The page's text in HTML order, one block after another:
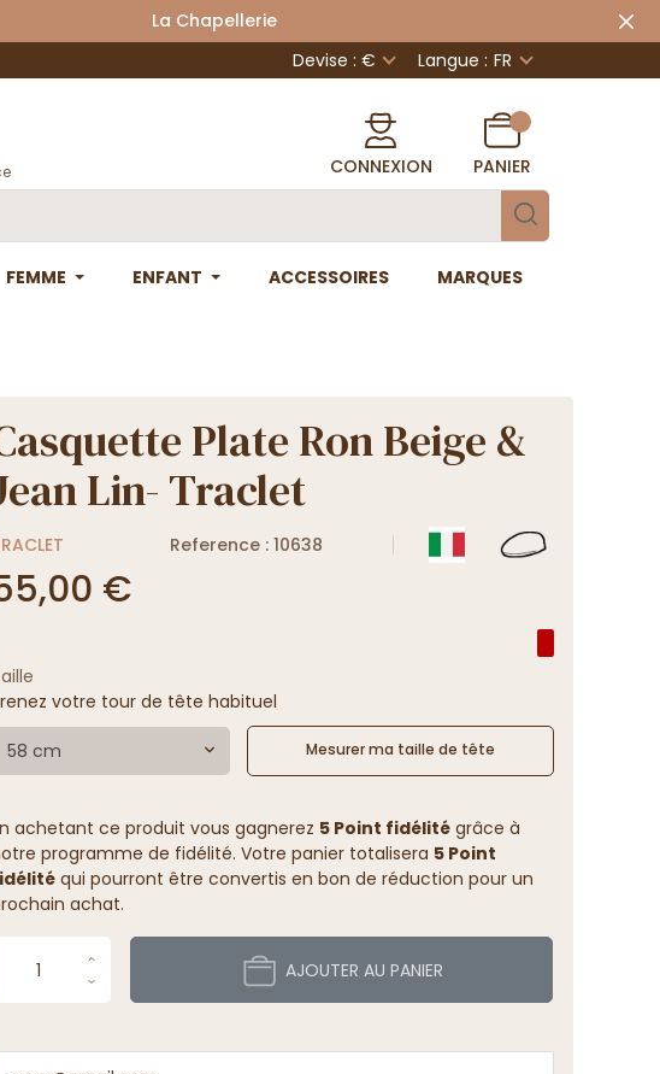
La Chapellerie
Devise : € Langue : FR
CONNEXION PANIER
FEMME ENFANT ACCESSOIRES MARQUES
Plate Ron Beige &
Lin- Traclet
Reference : 10638
€
votre tour de tête habituel
58 cm Mesurer ma taille de tête
achetant ce produit vous gagnerez 5 Point fidélitégrâce à
programme de fidélité. Votre panier totalisera 5 Point
qui pourront être convertis en bon de réduction pour un
achat.
AJOUTER AU PANIER